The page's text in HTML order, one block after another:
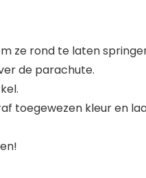
ze rond te laten
de parachute.
toegewezen kleur en